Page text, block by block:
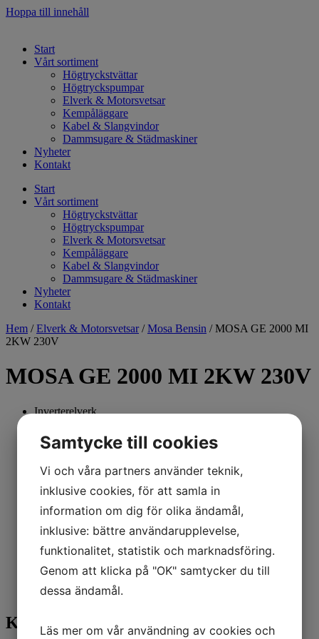
Hoppa till innehåll
Start
Vårt sortiment
Högtryckstvättar
Högtryckspumpar
Elverk & Motorsvetsar
Kempåläggare
Kabel & Slangvindor
Dammsugare & Städmaskiner
Nyheter
Kontakt
Start
Vårt sortiment
Högtryckstvättar
Högtryckspumpar
Elverk & Motorsvetsar
Kempåläggare
Kabel & Slangvindor
Dammsugare & Städmaskiner
Nyheter
Kontakt
Hem /Elverk & Motorsvetsar /Mosa Bensin / MOSA GE 2000 MI
2KW 230V
MOSA GE 2000 MI 2KW 230V
Inverterelverk
Motorstopp på grund av låg oljenivå
ESC-funktion (Engine Speed ​​Control).
Uttag: 1x230V 16A 2P + T Schuko
Överbelastningsskydd
Batteriladdare med termiskt skydd
Parallell utgång med en andra generator
2 st USB-portar
Överensstämmer med CE-direktiven
Max effekt: 2kW (Enfas)
Kontinuerlig effekt: 1.8kW (Enfas)
Kontakta oss
Kontakta oss
Samtycke till cookies
Vi och våra partners använder teknik,
inklusive cookies, för att samla in
information om dig för olika ändamål,
inklusive: bättre användarupplevelse,
funktionalitet, statistik och marknadsföring.
Genom att klicka på "OK" samtycker du till
dessa ändamål.
Läs mer om vår användning av cookies och